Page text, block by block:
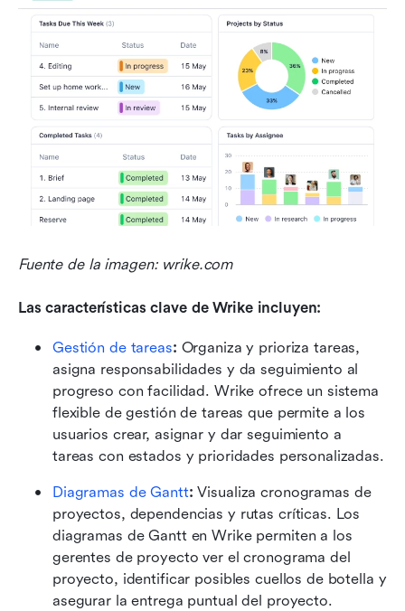
Fuente de la imagen: wrike.com
Las características clave de Wrike incluyen:
Gestión de tareas: Organiza y prioriza tareas,
asigna responsabilidades y da seguimiento al
progreso con facilidad. Wrike ofrece un sistema
flexible de gestión de tareas que permite a los
usuarios crear, asignar y dar seguimiento a
tareas con estados y prioridades personalizadas.
Diagramas de Gantt: Visualiza cronogramas de
proyectos, dependencias y rutas críticas. Los
diagramas de Gantt en Wrike permiten a los
gerentes de proyecto ver el cronograma del
proyecto, identificar posibles cuellos de botella y
asegurar la entrega puntual del proyecto.